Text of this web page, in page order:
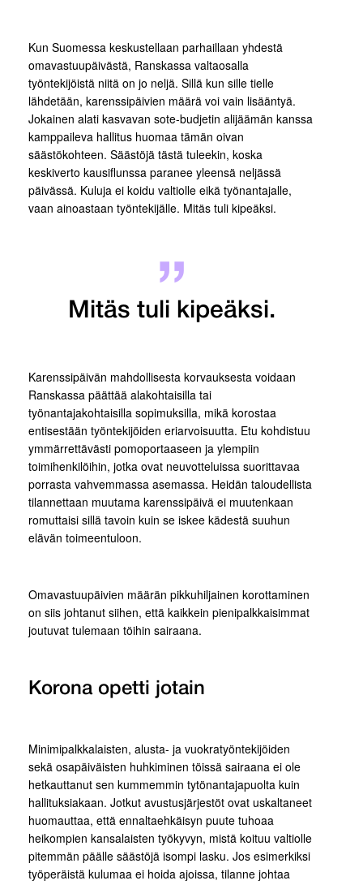
Kun Suomessa keskustellaan parhaillaan yhdestä
omavastuupäivästä, Ranskassa valtaosalla
työntekijöistä niitä on jo neljä. Sillä kun sille tielle
lähdetään, karenssipäivien määrä voi vain lisääntyä.
Jokainen alati kasvavan sote-budjetin alijäämän kanssa
kamppaileva hallitus huomaa tämän oivan
säästökohteen. Säästöjä tästä tuleekin, koska
keskiverto kausiflunssa paranee yleensä neljässä
päivässä. Kuluja ei koidu valtiolle eikä työnantajalle,
vaan ainoastaan työntekijälle. Mitäs tuli kipeäksi.
Mitäs tuli kipeäksi.
Karenssipäivän mahdollisesta korvauksesta voidaan
Ranskassa päättää alakohtaisilla tai
työnantajakohtaisilla sopimuksilla, mikä korostaa
entisestään työntekijöiden eriarvoisuutta. Etu kohdistuu
ymmärrettävästi pomoportaaseen ja ylempiin
toimihenkilöihin, jotka ovat neuvotteluissa suorittavaa
porrasta vahvemmassa asemassa. Heidän taloudellista
tilannettaan muutama karenssipäivä ei muutenkaan
romuttaisi sillä tavoin kuin se iskee kädestä suuhun
elävän toimeentuloon.
Omavastuupäivien määrän pikkuhiljainen korottaminen
on siis johtanut siihen, että kaikkein pienipalkkaisimmat
joutuvat tulemaan töihin sairaana.
Korona opetti jotain
Minimipalkkalaisten, alusta- ja vuokratyöntekijöiden
sekä osapäiväisten huhkiminen töissä sairaana ei ole
hetkauttanut sen kummemmin tytönantajapuolta kuin
hallituksiakaan. Jotkut avustusjärjestöt ovat uskaltaneet
huomauttaa, että ennaltaehkäisyn puute tuhoaa
heikompien kansalaisten työkyvyn, mistä koituu valtiolle
pitemmän päälle säästöjä isompi lasku. Jos esimerkiksi
työperäistä kulumaa ei hoida ajoissa, tilanne johtaa